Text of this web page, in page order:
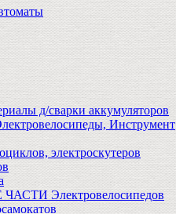
д/сварки аккумуляторов
Инструмент
электроскутеров
Электровелосипедов